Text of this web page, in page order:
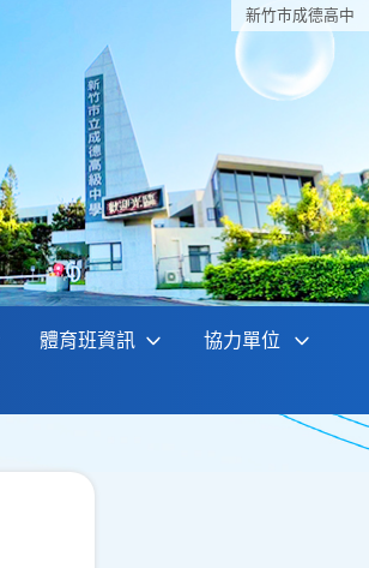
新竹巿成德高中
體育班資訊 協力單位